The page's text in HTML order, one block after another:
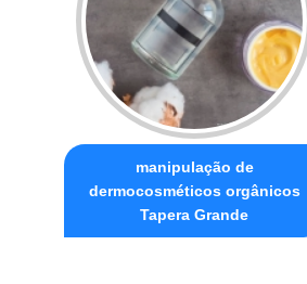
manipulação de
dermocosméticos orgânicos
Tapera Grande